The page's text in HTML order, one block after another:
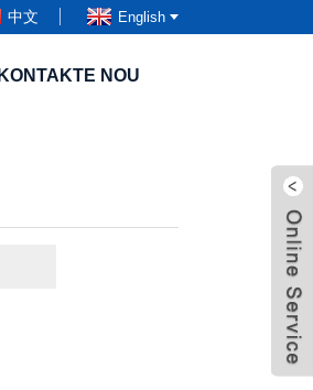
中文 English
KONTAKTE NOU